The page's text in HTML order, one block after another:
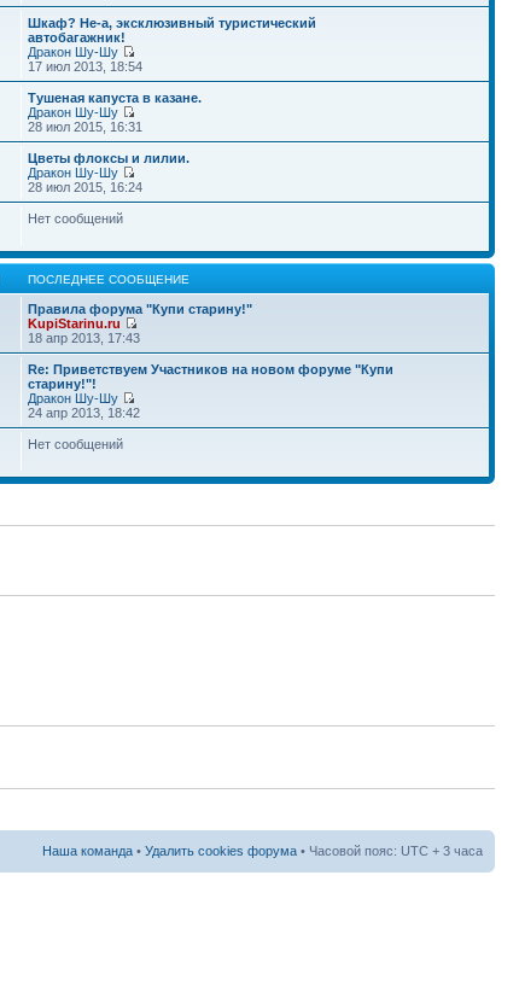
Шкаф? Не-а, эксклюзивный туристический
автобагажник!
Дракон Шу-Шу
17 июл 2013, 18:54
Тушеная капуста в казане.
Дракон Шу-Шу
28 июл 2015, 16:31
Цветы флоксы и лилии.
Дракон Шу-Шу
28 июл 2015, 16:24
Нет сообщений
ПОСЛЕДНЕЕ СООБЩЕНИЕ
Правила форума "Купи старину!"
KupiStarinu.ru
18 апр 2013, 17:43
Re: Приветствуем Участников на новом форуме "Купи
старину!"!
Дракон Шу-Шу
24 апр 2013, 18:42
Нет сообщений
Наша команда • Удалить cookies форума • Часовой пояс: UTC + 3 часа